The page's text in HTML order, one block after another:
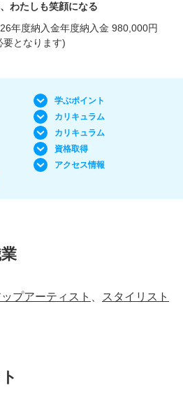
わたしも笑顔になる
年度納入金年度納入金 980,000円
となります)
学ぶポイント
カリキュラム
カリキュラム
資格取得
アクセス情報
プアーティスト スタイリスト